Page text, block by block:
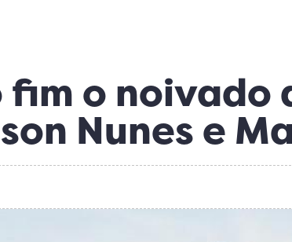
fim o noivado
Nunes e